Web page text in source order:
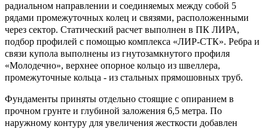
радиальном направлении и соединяемых между собой 5
рядами промежуточных колец и связями, расположенными
через сектор. Статический расчет выполнен в ПК ЛИРА,
подбор профилей с помощью комплекса «ЛИР-СТК». Ребра и
связи купола выполнены из гнутозамкнутого профиля
«Молодечно», верхнее опорное кольцо из швеллера,
промежуточные кольца - из стальных прямошовных труб.
Фундаменты приняты отдельно стоящие с опиранием в
прочном грунте и глубиной заложения 6,5 метра. По
наружному контуру для увеличения жесткости добавлен